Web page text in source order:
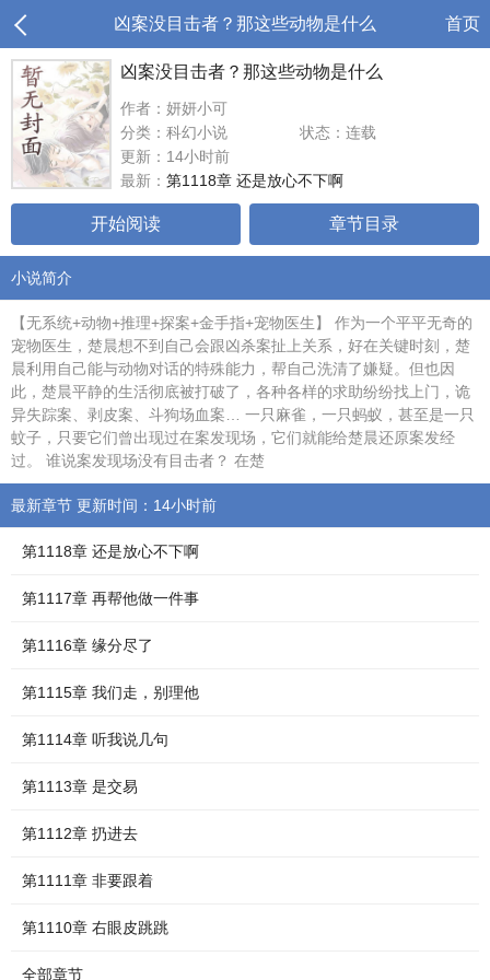
凶案没目击者？那这些动物是什么 首页
凶案没目击者？那这些动物是什么
作者：妍妍小可
分类：科幻小说
状态：连载
更新：14小时前
最新： 第1118章 还是放心不下啊
开始阅读 章节目录
小说简介
【无系统+动物+推理+探案+金手指+宠物医生】 作为一个平平无奇的
宠物医生，楚晨想不到自己会跟凶杀案扯上关系，好在关键时刻，楚
晨利用自己能与动物对话的特殊能力，帮自己洗清了嫌疑。但也因
此，楚晨平静的生活彻底被打破了，各种各样的求助纷纷找上门，诡
异失踪案、剥皮案、斗狗场血案… 一只麻雀，一只蚂蚁，甚至是一只
蚊子，只要它们曾出现过在案发现场，它们就能给楚晨还原案发经
过。 谁说案发现场没有目击者？ 在楚
最新章节 更新时间：14小时前
第1118章 还是放心不下啊
第1117章 再帮他做一件事
第1116章 缘分尽了
第1115章 我们走，别理他
第1114章 听我说几句
第1113章 是交易
第1112章 扔进去
第1111章 非要跟着
第1110章 右眼皮跳跳
全部章节